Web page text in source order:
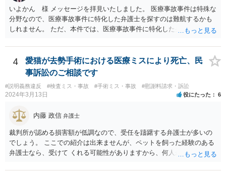
いよかん 様 メッセージを拝見いたしました。 医療事故事件は特殊な
分野なので、医療事故事件に特化した弁護士を探すのは難航するかも
しれません。 ただ、本件では、医療事故事件に特化した弁護士でなく
の過失（医療ミス）の立証なのですが、本件では過失自体には争いが
ないため、損害額の立証が主なポイントになります。 損害額に立証に
関しては、交通事故事件と同様の発想で考えればよいので、対応でき
る弁護士は多いと思います。 今後の交渉については、ご自身で対応さ
れることも可能ではありますが、相手方保険会社は容易に増額に応じ
ない（多少の増額はあり得るとしても、裁判基準での和解は難しい）
と思われます。 弁護士が介入することにより提示額が大きく変わるこ
とは多々あるため、可能であれば弁護士に依頼した上での交渉をお勧
めしたいところです。
4
愛猫が去勢手術における医療ミスにより死亡、民
事訴訟のご相談です
#説明義務違反 #検査ミス・事故 #手術ミス・事故 #慰謝料請求・訴訟
2024年3月13日 役にたった 6
内藤 政信 弁護士
裁判所が認める損害額が低調なので、受任を躊躇する弁護士が多いの
でしょう。 ここでの紹介は出来ませんが、ペットを飼った経験のある
弁護士なら、受けて くれる可能性がありますから、何人か問い合わせ